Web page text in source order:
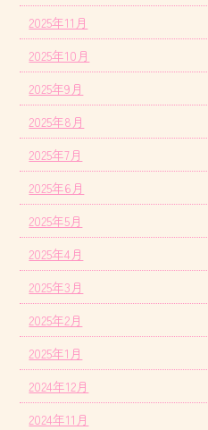
2025年11月
2025年10月
2025年9月
2025年8月
2025年7月
2025年6月
2025年5月
2025年4月
2025年3月
2025年2月
2025年1月
2024年12月
2024年11月